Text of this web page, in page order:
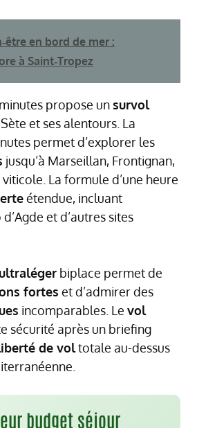
en bord de mer :
à Saint‑Tropez
propose un survol
et ses alentours. La
permet d’explorer les
jusqu’à Marseillan, Frontignan,
La formule d’une heure
étendue, incluant
et d’autres sites
biplace permet de
fortes et d’admirer des
incomparables. Le vol
sécurité après un briefing
de voltotale au-dessus
budget séjour